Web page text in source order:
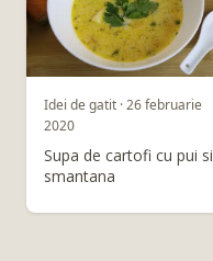
Idei de gatit · 26 februarie
2020
Supa de cartofi cu pui si
smantana